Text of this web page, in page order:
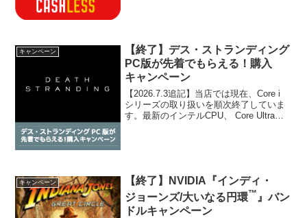
キャンペーン
【終了】デス・ストランディング
PC版が先着でもらえる！購入
キャンペーン
【2026.7.3追記】当店では現在、Core i
シリーズの取り扱いを順次終了していま
す。最新のインテルCPU、 Core Ultraシ
キャンペーン
【終了】NVIDIA『インディ・
ジョーンズ/大いなる円環™ 』バン
ドルキャンペーン